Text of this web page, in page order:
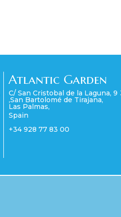
Atlantic Garden
C/ San Cristobal de la Laguna, 9
,San Bartolomé de Tirajana,
Las Palmas,
Spain
+34 928 77 83 00